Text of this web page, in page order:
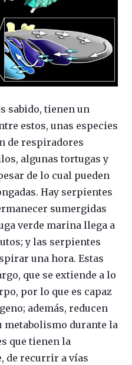
sabido, tienen un
estos, unas especies
de respiradores
algunas tortugas y
de lo cual pueden
Hay serpientes
sumergidas
verde marina llega a
y las serpientes
una hora. Estas
que se extiende a lo
por lo que es capaz
además, reducen
metabolismo durante la
que tienen la
de recurrir a vías